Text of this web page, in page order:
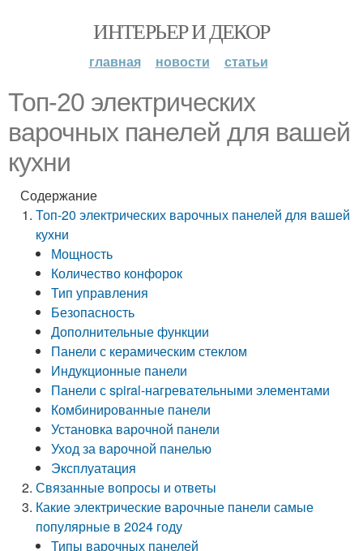
ИНТЕРЬЕР И ДЕКОР
главная новости статьи
Топ-20 электрических
варочных панелей для вашей
кухни
Содержание
Топ-20 электрических варочных панелей для вашей
кухни
Мощность
Количество конфорок
Тип управления
Безопасность
Дополнительные функции
Панели с керамическим стеклом
Индукционные панели
Панели с spiral-нагревательными элементами
Комбинированные панели
Установка варочной панели
Уход за варочной панелью
Эксплуатация
Связанные вопросы и ответы
Какие электрические варочные панели самые
популярные в 2024 году
Типы варочных панелей